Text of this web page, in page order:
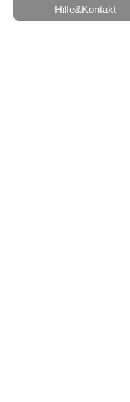
Hilfe&Kontakt